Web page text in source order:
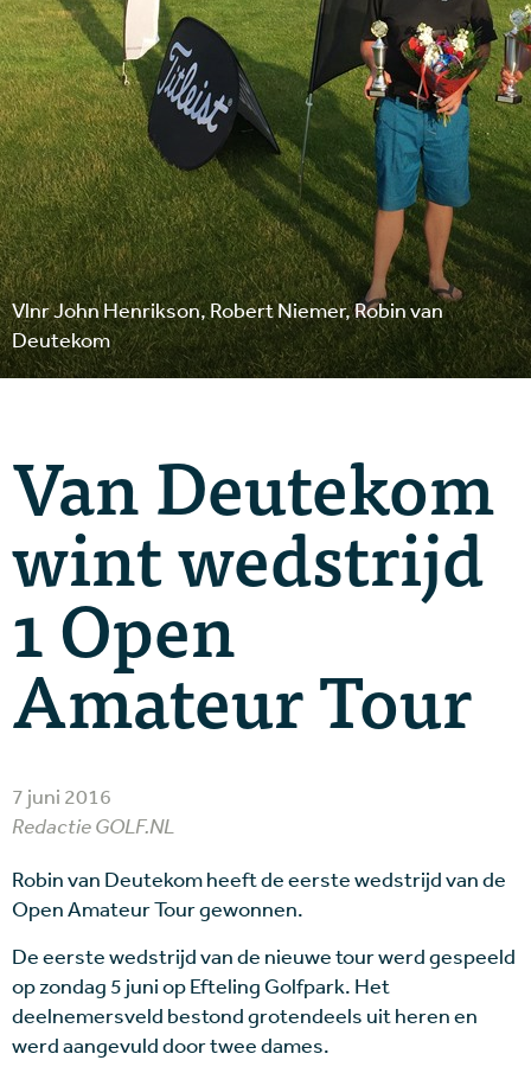
Vlnr John Henrikson, Robert Niemer, Robin van
Deutekom
Van Deutekom
wint wedstrijd
1 Open
Amateur Tour
7 juni 2016
Redactie GOLF.NL
Robin van Deutekom heeft de eerste wedstrijd van de
Open Amateur Tour gewonnen.
De eerste wedstrijd van de nieuwe tour werd gespeeld
op zondag 5 juni op Efteling Golfpark. Het
deelnemersveld bestond grotendeels uit heren en
werd aangevuld door twee dames.